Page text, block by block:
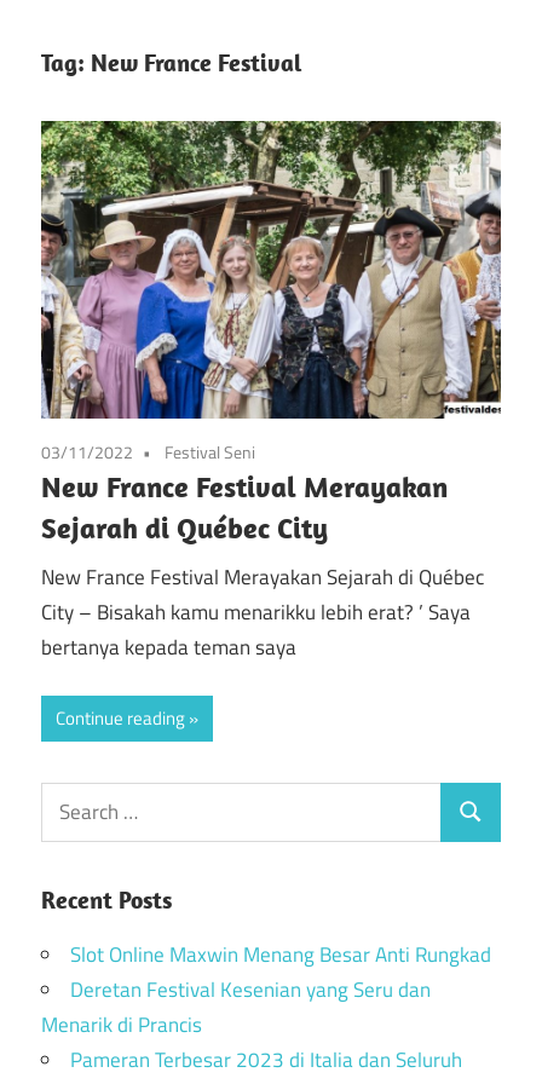
Situs
Festival
Pameran
Kesenian
Prancis
festival
kesenian
di
prancis
mulai
dari
seni,
musik,
dan
festival
lainnya
Tag: New France Festival
03/11/2022 Festival Seni
New France Festival Merayakan
Sejarah di Québec City
New France Festival Merayakan Sejarah di Québec
City – Bisakah kamu menarikku lebih erat? ’ Saya
bertanya kepada teman saya
Continue reading
Recent Posts
Slot Online Maxwin Menang Besar Anti Rungkad
Deretan Festival Kesenian yang Seru dan
Menarik di Prancis
Pameran Terbesar 2023 di Italia dan Seluruh